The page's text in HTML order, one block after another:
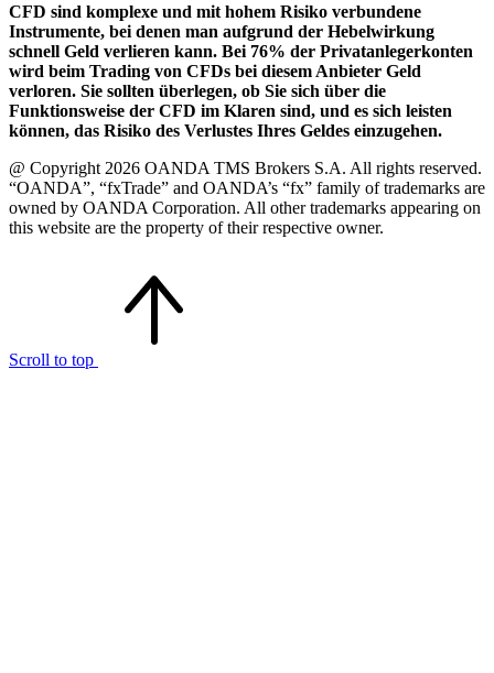
CFD sind komplexe und mit hohem Risiko verbundene
Instrumente, bei denen man aufgrund der Hebelwirkung
schnell Geld verlieren kann. Bei 76% der Privatanlegerkonten
wird beim Trading von CFDs bei diesem Anbieter Geld
verloren. Sie sollten überlegen, ob Sie sich über die
Funktionsweise der CFD im Klaren sind, und es sich leisten
können, das Risiko des Verlustes Ihres Geldes einzugehen.
@ Copyright 2026 OANDA TMS Brokers S.A. All rights reserved.
“OANDA”, “fxTrade” and OANDA’s “fx” family of trademarks are
owned by OANDA Corporation. All other trademarks appearing on
this website are the property of their respective owner.
Scroll to top